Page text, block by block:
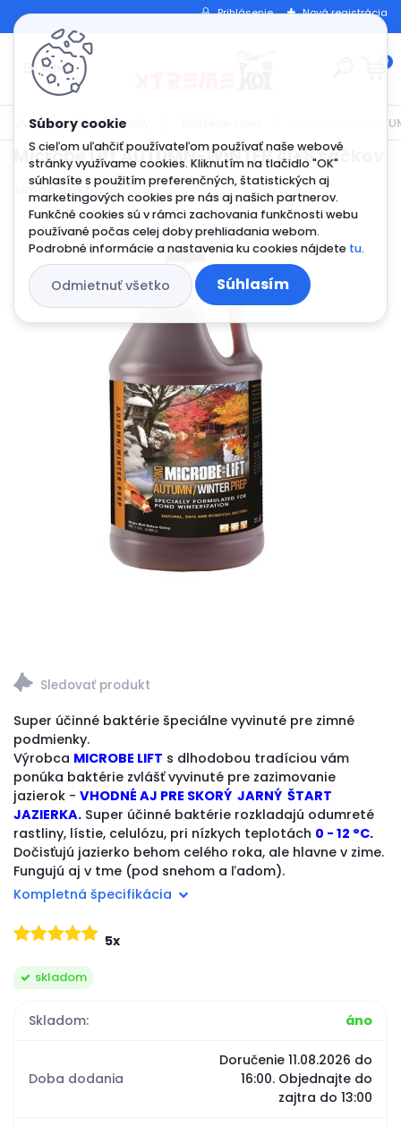
S cieľom uľahčiť používateľom používať naše webové
stránky využívame cookies. Kliknutím na tlačidlo "OK"
súhlasíte s použitím preferenčných, štatistických aj
marketingových cookies pre nás aj našich partnerov.
Funkčné cookies sú v rámci zachovania funkčnosti webu
používané počas celej doby prehliadania webom.
Podrobné informácie a nastavenia ku cookies nájdete tu.
Odmietnuť všetko Súhlasím
Prihlásenie Nová registrácia
0
Úvod Úprava vody Microbe Lift
Microbe Lift AUTUMN-WINTER 4l+8 sáčkov
zimné baktérie
Super účinné baktérie špeciálne vyvinuté pre zimné
podmienky.
Výrobca MICROBE LIFT s dlhodobou tradíciou vám
ponúka baktérie zvlášť vyvinuté pre zazimovanie
jazierok -VHODNÉ AJ PRE SKORÝ JARNÝ ŠTART
JAZIERKA. Super účinné baktérie rozkladajú odumreté
rastliny, lístie, celulózu, pri nízkych teplotách 0 - 12 °C.
Dočisťujú jazierko behom celého roka, ale hlavne v zime.
Fungujú aj v tme (pod snehom a ľadom).
Kompletná špecifikácia
skladom
5x
Skladom: áno
Doba dodania
Doručenie 11.08.2026 do
16:00. Objednajte do
zajtra do 13:00